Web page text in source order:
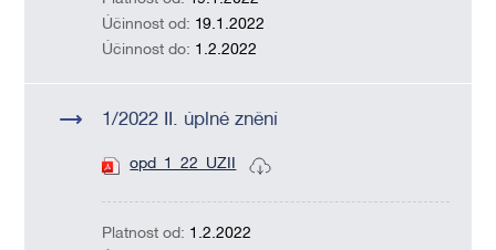
Účinnost od: 19.1.2022
Účinnost do: 1.2.2022
1/2022 II. úplné znění
opd_1_22_UZII
Platnost od: 1.2.2022